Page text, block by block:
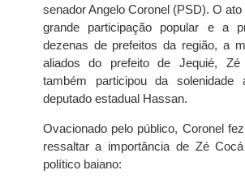
senador Angelo Coronel (PSD). O
grande participação popular e a
dezenas de prefeitos da região, a
aliados do prefeito de Jequié,
também participou da
deputado estadual Hassan.
Ovacionado pelo público, Coronel
ressaltar a importância de Zé
político baiano: